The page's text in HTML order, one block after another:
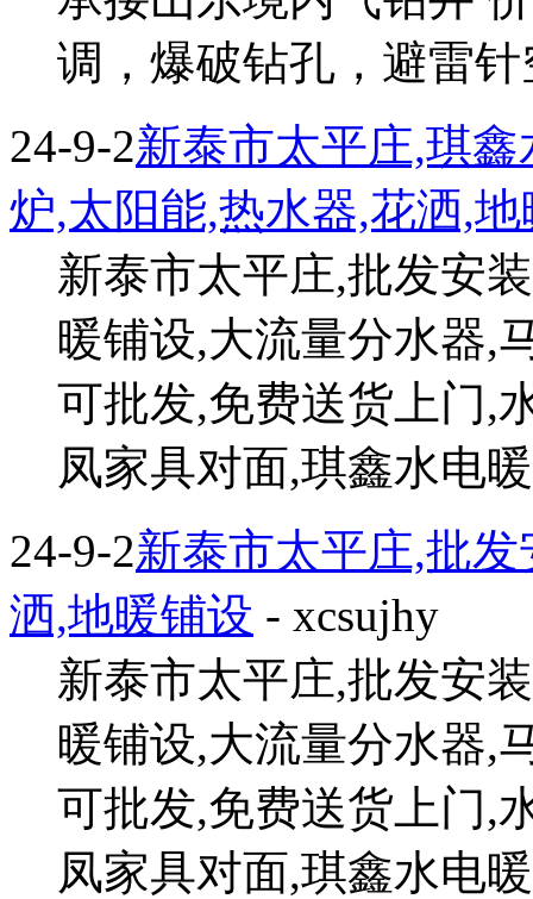
调，爆破钻孔，避雷
24-9-2新泰市太平庄,琪
炉,太阳能,热水器,花洒,
新泰市太平庄,批发安
暖铺设,大流量分水器,
可批发,免费送货上门,
凤家具对面,琪鑫水电
24-9-2新泰市太平庄,批
洒,地暖铺设 - xcsujhy
新泰市太平庄,批发安
暖铺设,大流量分水器,
可批发,免费送货上门,
凤家具对面,琪鑫水电